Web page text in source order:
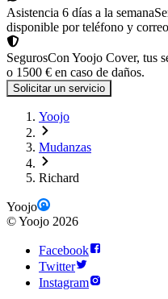
Asistencia 6 días a la semana
disponible por teléfono y
SegurosCon Yoojo Cover, tus
o 1500 € en caso de daños.
Solicitar un servicio
Yoojo
Mudanzas
Richard
Yoojo
©Yoojo 2026
Facebook
Twitter
Instagram